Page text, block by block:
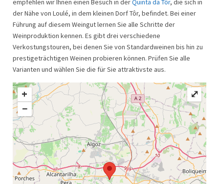
empfehlen wir Ihnen einen Besuch in derQuinta da Tôr, die sich in
der Nähe von Loulé, in dem kleinen Dorf Tôr, befindet. Bei einer
Führung auf diesem Weingut lernen Sie alle Schritte der
Weinproduktion kennen. Es gibt drei verschiedene
Verkostungstouren, bei denen Sie von Standardweinen bis hin zu
prestigeträchtigen Weinen probieren können. Prüfen Sie alle
Varianten und wählen Sie die für Sie attraktivste aus.
+
−
⤢